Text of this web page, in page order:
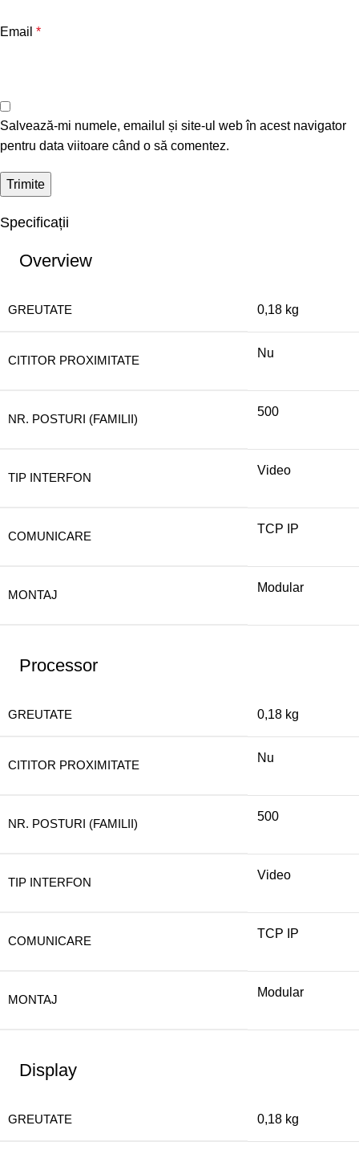
Email *
Salvează-mi numele, emailul și site-ul web în acest navigator
pentru data viitoare când o să comentez.
Specificații
Overview
GREUTATE 0,18 kg
CITITOR PROXIMITATE
Nu
NR. POSTURI (FAMILII)
500
TIP INTERFON
Video
COMUNICARE
TCP IP
MONTAJ
Modular
Processor
GREUTATE 0,18 kg
CITITOR PROXIMITATE
Nu
NR. POSTURI (FAMILII)
500
TIP INTERFON
Video
COMUNICARE
TCP IP
MONTAJ
Modular
Display
GREUTATE 0,18 kg